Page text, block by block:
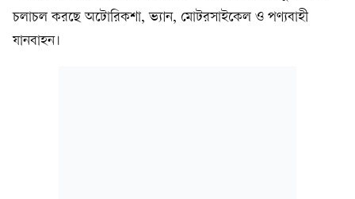
চলাচল করছে অটোরিকশা, ভ্যান, মোটরসাইকেল ও পণ্যবাহী
যানবাহন।